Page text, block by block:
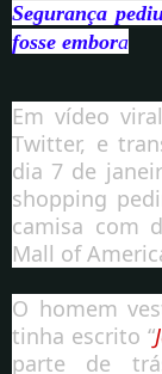
Segurança
fosse embora
Em vídeo
Twitter, e
dia 7 de
shopping
camisa com
Mall of
O homem
tinha escrito “
parte de